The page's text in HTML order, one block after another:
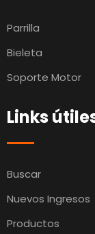
Parrilla
Bieleta
Soporte Motor
Links
Buscar
Nuevos Ingresos
Productos